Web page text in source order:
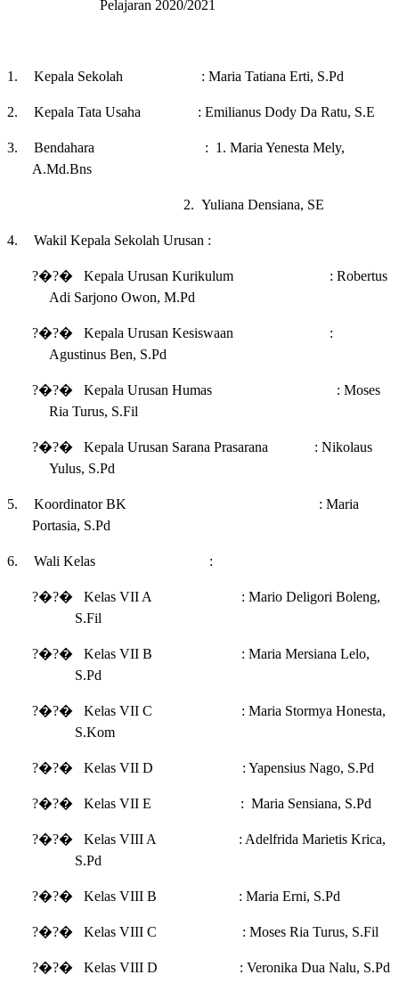
Pelajaran 2020/2021
1. Kepala Sekolah : Maria Tatiana Erti, S.Pd
2. Kepala Tata Usaha : Emilianus Dody Da Ratu, S.E
3.
Bendahara : 1. Maria Yenesta Mely,
A.Md.Bns
2. Yuliana Densiana, SE
4. Wakil Kepala Sekolah Urusan :
?�?�
Kepala Urusan Kurikulum : Robertus
Adi Sarjono Owon, M.Pd
?�?�
Kepala Urusan Kesiswaan :
Agustinus Ben, S.Pd
?�?�
Kepala Urusan Humas : Moses
Ria Turus, S.Fil
?�?�
Kepala Urusan Sarana Prasarana : Nikolaus
Yulus, S.Pd
5.
Koordinator BK : Maria
Portasia, S.Pd
6. Wali Kelas :
?�?�
Kelas VII A : Mario Deligori Boleng,
S.Fil
?�?�
Kelas VII B : Maria Mersiana Lelo,
S.Pd
?�?�
Kelas VII C : Maria Stormya Honesta,
S.Kom
?�?� Kelas VII D : Yapensius Nago, S.Pd
?�?� Kelas VII E : Maria Sensiana, S.Pd
?�?�
Kelas VIII A : Adelfrida Marietis Krica,
S.Pd
?�?� Kelas VIII B : Maria Erni, S.Pd
?�?� Kelas VIII C : Moses Ria Turus, S.Fil
?�?� Kelas VIII D : Veronika Dua Nalu, S.Pd